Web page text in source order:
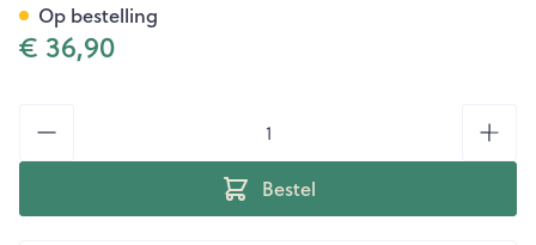
€ 36,90
Bestel
Op bestelling